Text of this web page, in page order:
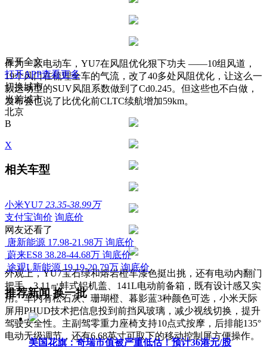
作为一款电动车，YU7在风阻优化狠下功夫 ——10组风道，
19个风口在梳理全车的气流，改了40多处风阻优化，让这么一
款运动型的SUV风阻系数做到了Cd0.245。但这些也不白做，
发布会也说了比优化前CLTC续航增加59km。
外观上，YU7宝石绿和熔岩橙车漆色挺出挑，还有电动内翻门
把手、3.11㎡蚌式铝机盖、141L电动前备箱，既有设计感又实
用。车内有松石灰、珊瑚橙、暮影蓝3种颜色可选，小米天际
屏用PHUD技术把信息投到前挡风玻璃，减少视线切换，提升
驾驶安全性。 主副驾零重力座椅支持10点式按摩，后排能135°
电动无级调节，还有6.68英寸可取下的移动控制屏方便操作。
展开全文
打开APP查看更多
切换城市
当前城市
北京
B
X
相关车型
小米YU7 23.35-38.99万
支付宝询价 询底价
网友还看了
唐新能源 17.98-21.98万 询底价
蔚来ES8 38.28-44.68万 询底价
途观L新能源 19.19-20.79万 询底价
推荐新闻换一批
美国花旗：奇瑞市值被严重低估！预计36港元/股